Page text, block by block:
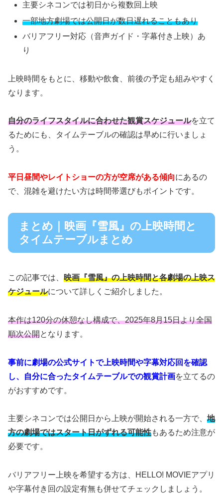
主要シネコンでは初日から複数回上映
一部地方劇場では公開日が数日遅れることもあり
バリアフリー対応（音声ガイド・字幕付き上映）あ
り
上映時間をもとに、移動や飲食、前後の予定も組みやすく
なります。
自分のライフスタイルに合わせた観賞スケジュールを立て
るためにも、タイムテーブルの確認は早めに行いましょ
う。
平日昼間やレイトショーの方が空席がある傾向にあるの
で、混雑を避けたい方は時間帯選びもポイントです。
まとめ｜映画『雪風』の上映時間と
タイムテーブルまとめ
この記事では、 映画『雪風』の上映時間と各劇場の上映ス
ケジュールについて詳しくご紹介しました。
本作は120分の休憩なし構成で、2025年8月15日より全国
順次公開となります。
事前に劇場の公式サイトで上映時間や字幕対応回を確認
し、自分に合ったタイムテーブルでの観賞計画を立てるの
がおすすめです。
主要シネコンでは公開日から上映が開始される一方で、 地
方の劇場ではスタート日がずれる可能性もあるため注意が
必要です。
バリアフリー上映を希望する方は、HELLO! MOVIEアプリ
や字幕付き回の設定有無も併せてチェックしましょう。